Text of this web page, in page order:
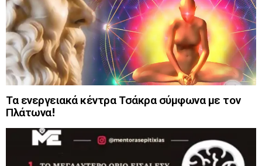
Τα ενεργειακά κέντρα Τσάκρα σύμφωνα με τον
Πλάτωνα!